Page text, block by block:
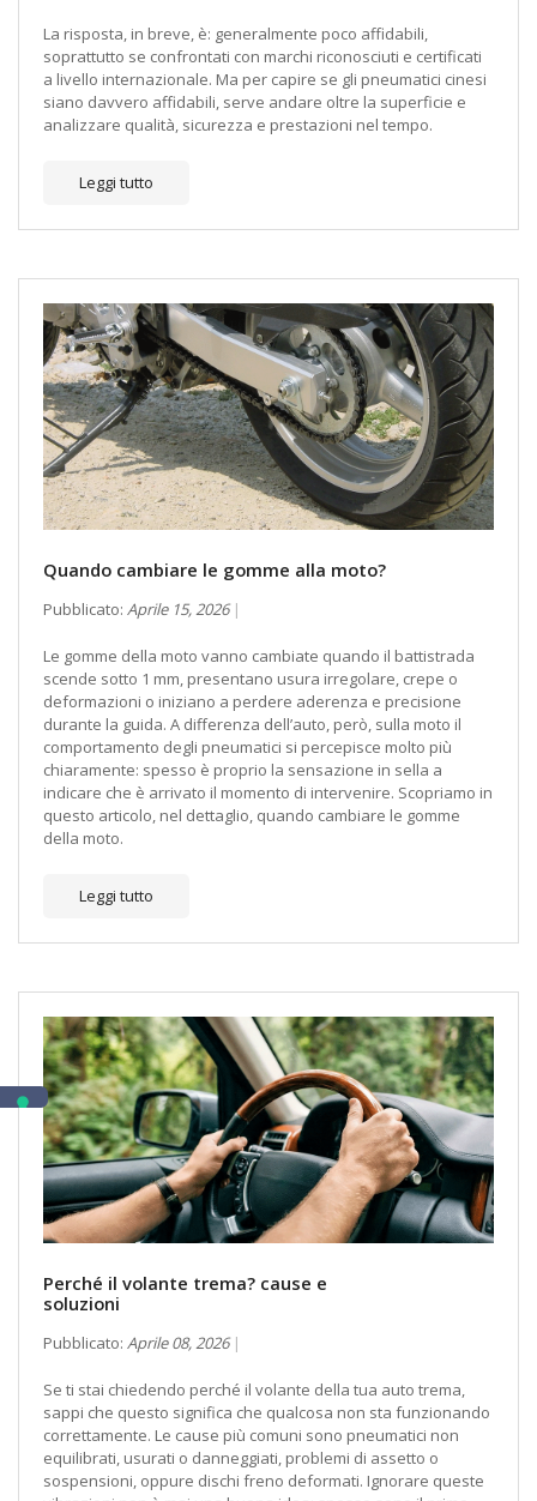
La risposta, in breve, è: generalmente poco affidabili,
soprattutto se confrontati con marchi riconosciuti e certificati
a livello internazionale. Ma per capire se gli pneumatici cinesi
siano davvero affidabili, serve andare oltre la superficie e
analizzare qualità, sicurezza e prestazioni nel tempo.
Leggi tutto
Quando cambiare le gomme alla moto?
Pubblicato: Aprile 15, 2026
Le gomme della moto vanno cambiate quando il battistrada
scende sotto 1 mm, presentano usura irregolare, crepe o
deformazioni o iniziano a perdere aderenza e precisione
durante la guida. A differenza dell’auto, però, sulla moto il
comportamento degli pneumatici si percepisce molto più
chiaramente: spesso è proprio la sensazione in sella a
indicare che è arrivato il momento di intervenire. Scopriamo in
questo articolo, nel dettaglio, quando cambiare le gomme
della moto.
Leggi tutto
Perché il volante trema? cause e
soluzioni
Pubblicato: Aprile 08, 2026
Se ti stai chiedendo perché il volante della tua auto trema,
sappi che questo significa che qualcosa non sta funzionando
correttamente. Le cause più comuni sono pneumatici non
equilibrati, usurati o danneggiati, problemi di assetto o
sospensioni, oppure dischi freno deformati. Ignorare queste